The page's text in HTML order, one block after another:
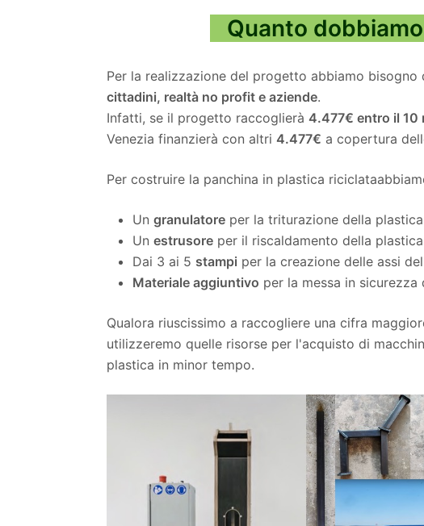
Quanto
Per la realizzazione del progetto abbiamo bisogno
cittadini, realtà no profit e aziende.
Infatti, se il progetto raccoglierà 4.477€ entro il 10
Venezia finanzierà con altri 4.477€ a copertura
Per costruire la panchina in plastica riciclata
Un granulatore per la triturazione della
Un estrusore per il riscaldamento della
Dai 3 ai 5 stampi per la creazione delle assi
Materiale aggiuntivo per la messa in sicurezza
Qualora riuscissimo a raccogliere una cifra
utilizzeremo quelle risorse per l'acquisto di
plastica in minor tempo.